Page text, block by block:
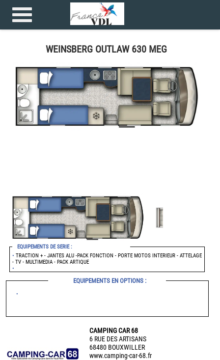
Accueil>Camping car >WEINSBERG OUTLAW 630 MEG
WEINSBERG OUTLAW 630 MEG
EQUIPEMENTS DE SERIE :
• TRACTION + - JANTES ALU -PACK FONCTION - PORTE MOTOS INTERIEUR - ATTELAGE
- TV - MULTIMEDIA - PACK ARTIQUE
•
EQUIPEMENTS EN OPTIONS :
•
CAMPING CAR 68
6 RUE DES ARTISANS
68480 BOUXWILLER
www.camping-car-68.fr